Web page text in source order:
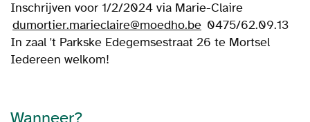
Inschrijven voor 1/2/2024 via Marie-Claire
dumortier.marieclaire@moedho.be 0475/62.09.13
In zaal 't Parkske Edegemsestraat 26 te Mortsel
Iedereen welkom!